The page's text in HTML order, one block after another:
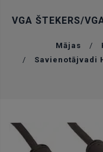
VGA ŠTEKERS/
Mājas /
/
Savienotājvadi